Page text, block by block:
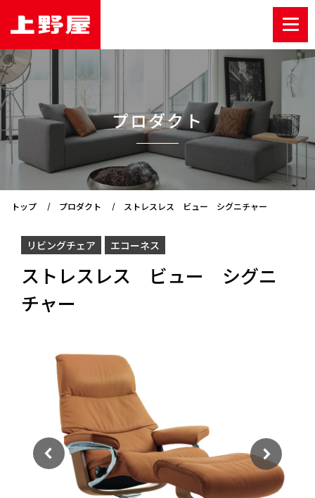
プロダクト
トップ プロダクト ストレスレス ビュー シグニチャー
リビングチェア エコーネス
ストレスレス ビュー シグニ
チャー